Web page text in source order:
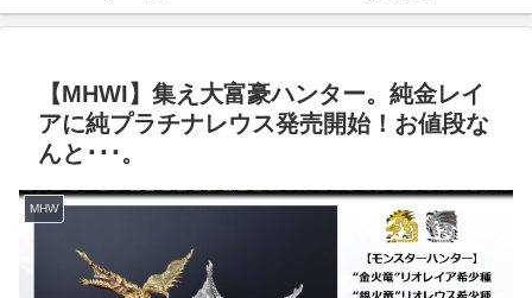
【MHWI】集え大富豪ハンター。純金レイ
アに純プラチナレウス発売開始！お値段な
んと･･･。
MHW